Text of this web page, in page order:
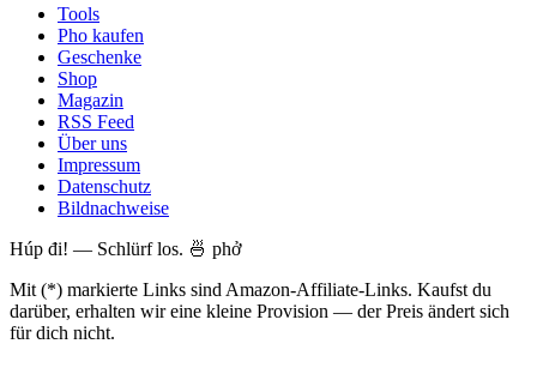
Tools
Pho kaufen
Geschenke
Shop
Magazin
RSS Feed
Über uns
Impressum
Datenschutz
Bildnachweise
Húp đi! — Schlürf los. 🍜 phở
Mit (*) markierte Links sind Amazon-Affiliate-Links. Kaufst du
darüber, erhalten wir eine kleine Provision — der Preis ändert sich
für dich nicht.